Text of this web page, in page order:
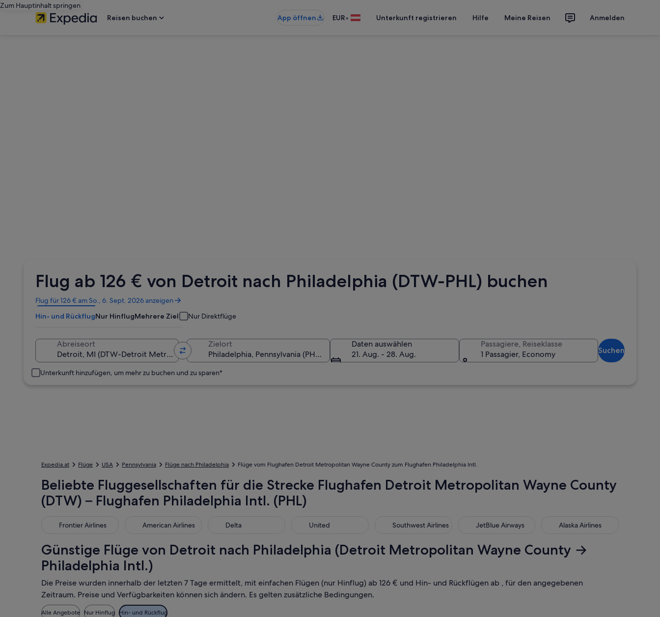
Zum Hauptinhalt springen
Reisen buchen
App öffnen EUR• Unterkunft registrieren Hilfe Meine Reisen Anmelden
Flug ab 126 € von Detroit nach Philadelphia (DTW-PHL) buchen
Flug für 126 € am So., 6. Sept. 2026 anzeigen
Wird
in
einem
geöffnet
Hin- und RückflugNur HinflugMehrere Ziele Nur Direktflüge
Abreiseort Zielort
Daten auswählen
21. Aug. - 28. Aug.
Passagiere, Reiseklasse
1 Passagier, Economy
Suchen
Unterkunft hinzufügen, um mehr zu buchen und zu sparen*
Expedia.at Flüge USA Pennsylvania Flüge nach Philadelphia Flüge vom Flughafen Detroit Metropolitan Wayne County zum Flughafen Philadelphia Intl.
Beliebte Fluggesellschaften für die Strecke Flughafen Detroit Metropolitan Wayne County
(DTW) – Flughafen Philadelphia Intl. (PHL)
Frontier Airlines
Frontier Airlines American Airlines
American Airlines Delta
Delta United
United Southwest Airlines
Southwest Airlines JetBlue Airways
JetBlue Airways Alaska Airlines
Alaska Airlines
Günstige Flüge von Detroit nach Philadelphia (Detroit Metropolitan Wayne County →
Philadelphia Intl.)
Die Preise wurden innerhalb der letzten 7 Tage ermittelt, mit einfachen Flügen (nur Hinflug) ab 126 € und Hin- und Rückflügen ab , für den angegebenen
Zeitraum. Preise und Verfügbarkeiten können sich ändern. Es gelten zusätzliche Bedingungen.
Alle Angebote Nur Hinflug Hin- und Rückflug